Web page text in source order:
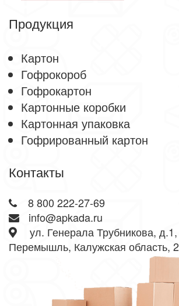
Продукция
Картон
Гофрокороб
Гофрокартон
Картонные коробки
Картонная упаковка
Гофрированный картон
Контакты
8 800 222-27-69
info@apkada.ru
ул. Генерала Трубникова,
Перемышль, Калужская область,